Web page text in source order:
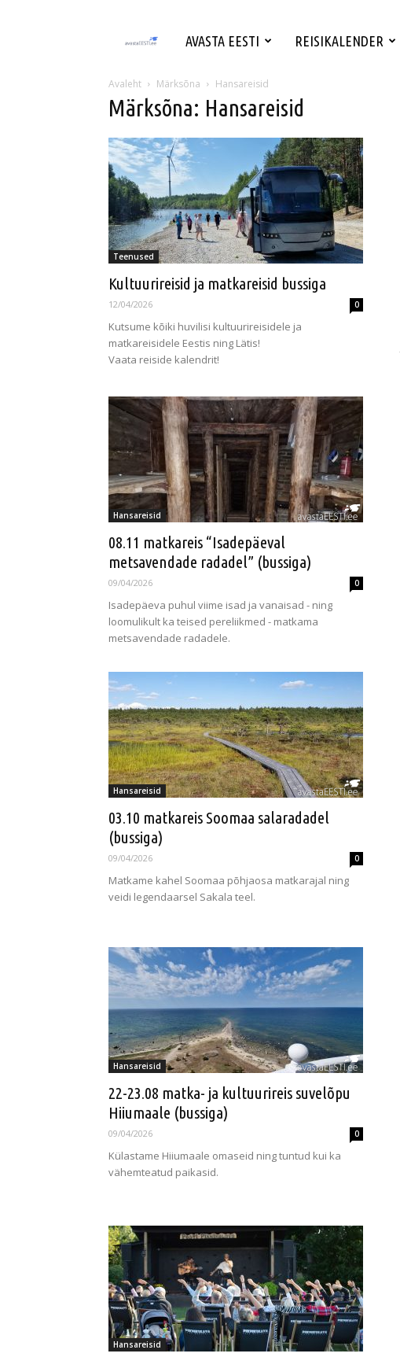
avastaeesti.ee
–
Avasta
Eesti
AVASTA EESTI REISIKALENDER
Avaleht Märksõna Hansareisid
Märksõna: Hansareisid
Teenused
Kultuurireisid ja matkareisid bussiga
12/04/2026 0
Kutsume kõiki huvilisi kultuurireisidele ja
matkareisidele Eestis ning Lätis!
Vaata reiside kalendrit!
Hansareisid
08.11 matkareis “Isadepäeval
metsavendade radadel” (bussiga)
09/04/2026 0
Isadepäeva puhul viime isad ja vanaisad - ning
loomulikult ka teised pereliikmed - matkama
metsavendade radadele.
Hansareisid
03.10 matkareis Soomaa salaradadel
(bussiga)
09/04/2026 0
Matkame kahel Soomaa põhjaosa matkarajal ning
veidi legendaarsel Sakala teel.
Hansareisid
22-23.08 matka- ja kultuurireis suvelõpu
Hiiumaale (bussiga)
09/04/2026 0
Külastame Hiiumaale omaseid ning tuntud kui ka
vähemteatud paikasid.
Hansareisid